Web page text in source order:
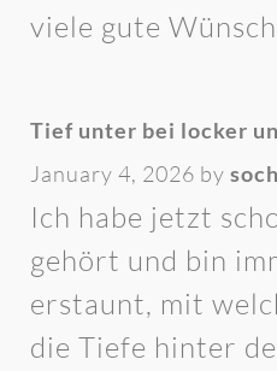
viele gute
Tief unter bei locker
January 4, 2026 by
Ich habe jetzt
gehört und bin
erstaunt, mit
die Tiefe hinter